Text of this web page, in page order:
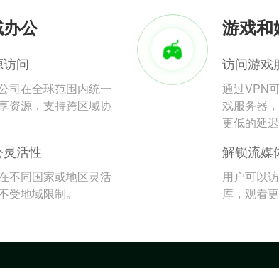
公
问
司在全球范围内统一
资源，支持跨区域协
活性
不同国家或地区灵活
受地域限制。
游戏和
访问游戏
通过VPN
戏服务器
更低的延迟
解锁流媒
用户可以
库，观看